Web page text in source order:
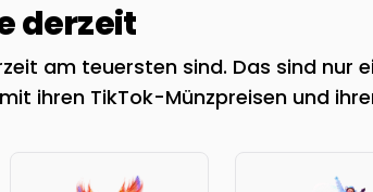
derzeit
am teuersten sind. Das sind nur
ihren TikTok-Münzpreisen und